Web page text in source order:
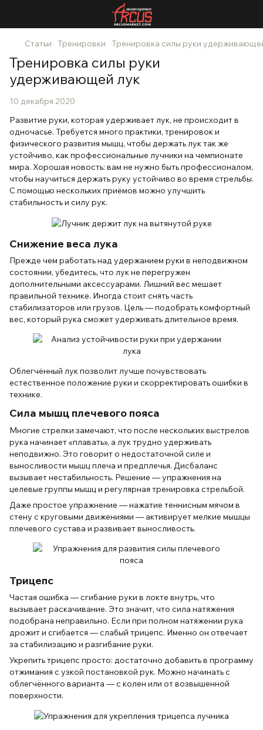
Статьи Тренировки Тренировка силы руки
Тренировка силы руки
удерживающей лук
10 декабря 2020
Развитие руки, которая удерживает лук, не происходит в
одночасье. Требуется много практики, тренировок и
физического развития мышц, чтобы держать лук так же
устойчиво, как профессиональные лучники на чемпионате
мира. Хорошая новость: вам не нужно быть профессионалом,
чтобы научиться держать руку устойчиво во время стрельбы.
С помощью нескольких приёмов можно улучшить
стабильность и силу рук.
Снижение веса лука
Прежде чем работать над удержанием руки в неподвижном
состоянии, убедитесь, что лук не перегружен
дополнительными аксессуарами. Лишний вес мешает
правильной технике. Иногда стоит снять часть
стабилизаторов или грузов. Цель — подобрать комфортный
вес, который рука сможет удерживать длительное время.
Облегчённый лук позволит лучше почувствовать
естественное положение руки и скорректировать ошибки в
технике.
Сила мышц плечевого пояса
Многие стрелки замечают, что после нескольких выстрелов
рука начинает «плавать», а лук трудно удерживать
неподвижно. Это говорит о недостаточной силе и
выносливости мышц плеча и предплечья. Дисбаланс
вызывает нестабильность. Решение — упражнения на
целевые группы мышц и регулярная тренировка стрельбой.
Даже простое упражнение — нажатие теннисным мячом в
стену с круговыми движениями — активирует мелкие мышцы
плечевого сустава и развивает выносливость.
Трицепс
Частая ошибка — сгибание руки в локте внутрь, что
вызывает раскачивание. Это значит, что сила натяжения
подобрана неправильно. Если при полном натяжении рука
дрожит и сгибается — слабый трицепс. Именно он отвечает
за стабилизацию и разгибание руки.
Укрепить трицепс просто: достаточно добавить в программу
отжимания с узкой постановкой рук. Можно начинать с
облегчённого варианта — с колен или от возвышенной
поверхности.